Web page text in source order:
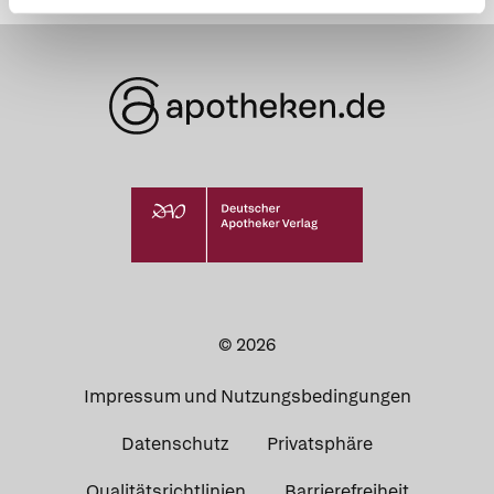
© 2026
Impressum und Nutzungsbedingungen
Datenschutz Privatsphäre